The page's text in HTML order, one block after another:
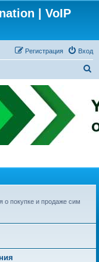
| VoIP
Вход
Регистрация
с
к
о покупке и продаже сим